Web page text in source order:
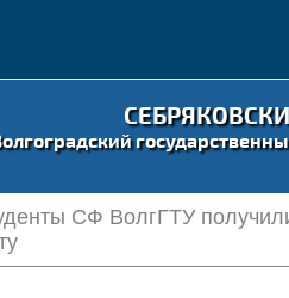
СФ ВолгГТУ